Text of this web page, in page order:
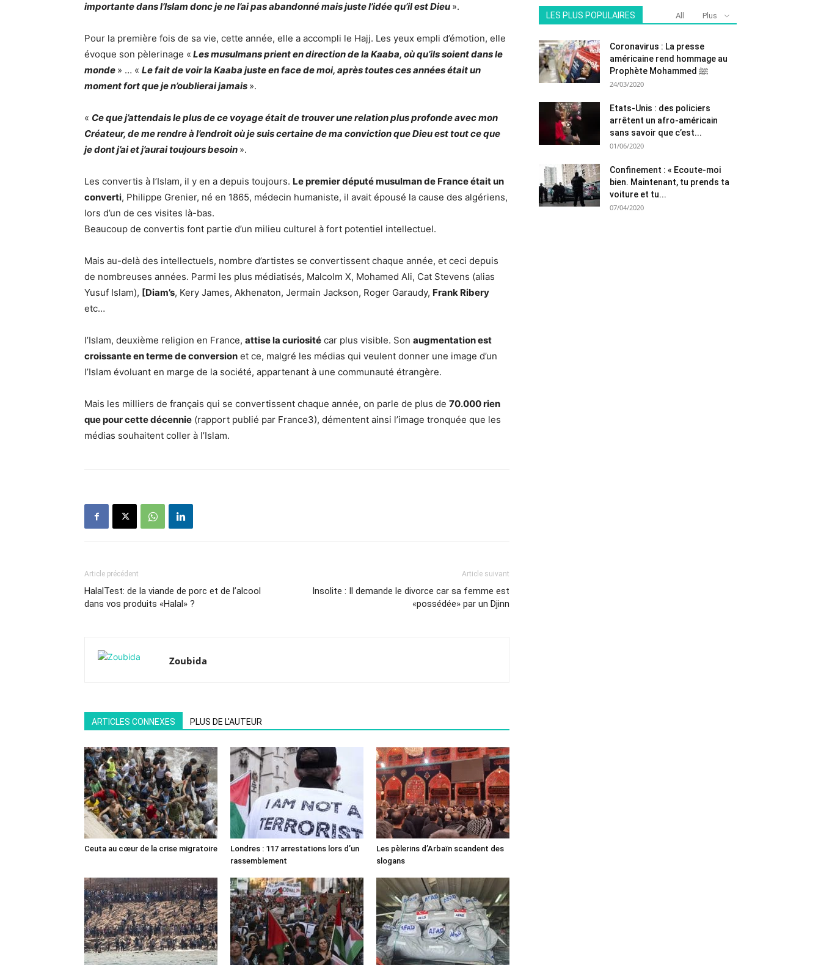
importante dans l’Islam donc je ne l’ai pas abandonné mais juste l’idée qu’il est Dieu ».
Pour la première fois de sa vie, cette année, elle a accompli le Hajj. Les yeux empli d’émotion, elle
évoque son pèlerinage « Les musulmans prient en direction de la Kaaba, où qu’ils soient dans le
monde » … « Le fait de voir la Kaaba juste en face de moi, après toutes ces années était un
moment fort que je n’oublierai jamais ».
« Ce que j’attendais le plus de ce voyage était de trouver une relation plus profonde avec mon
Créateur, de me rendre à l’endroit où je suis certaine de ma conviction que Dieu est tout ce que
je dont j’ai et j’aurai toujours besoin ».
Les convertis à l’Islam, il y en a depuis toujours. Le premier député musulman de France était un
converti, Philippe Grenier, né en 1865, médecin humaniste, il avait épousé la cause des algériens,
lors d’un de ces visites là-bas.
Beaucoup de convertis font partie d’un milieu culturel à fort potentiel intellectuel.
Mais au-delà des intellectuels, nombre d’artistes se convertissent chaque année, et ceci depuis
de nombreuses années. Parmi les plus médiatisés, Malcolm X, Mohamed Ali, Cat Stevens (alias
Yusuf Islam), [Diam’s, Kery James, Akhenaton, Jermain Jackson, Roger Garaudy, Frank Ribery
etc…
l’Islam, deuxième religion en France, attise la curiosité car plus visible. Son augmentation est
croissante en terme de conversion et ce, malgré les médias qui veulent donner une image d’un
l’Islam évoluant en marge de la société, appartenant à une communauté étrangère.
Mais les milliers de français qui se convertissent chaque année, on parle de plus de 70.000 rien
que pour cette décennie (rapport publié par France3), démentent ainsi l’image tronquée que les
médias souhaitent coller à l’Islam.
Article précédent
HalalTest: de la viande de porc et de l’alcool
dans vos produits «Halal» ?
Article suivant
Insolite : Il demande le divorce car sa femme est
«possédée» par un Djinn
Zoubida
ARTICLES CONNEXES PLUS DE L'AUTEUR
Ceuta au cœur de la crise migratoire
Londres : 117 arrestations lors d’un
rassemblement
Les pèlerins d’Arbaïn scandent des
slogans
LES PLUS POPULAIRES All Plus
Coronavirus : La presse
américaine rend hommage au
Prophète Mohammed ﷺ
24/03/2020
Etats-Unis : des policiers
arrêtent un afro-américain
sans savoir que c’est...
01/06/2020
Confinement : « Ecoute-moi
bien. Maintenant, tu prends ta
voiture et tu...
07/04/2020